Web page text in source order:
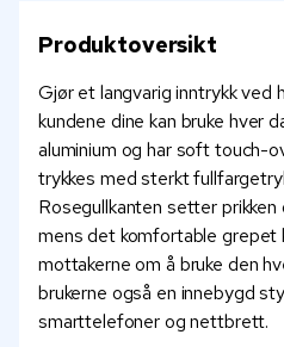
Produktoversikt
Gjør et langvarig inntrykk ved
kundene dine kan bruke hver
aluminium og har soft touch-
trykkes med sterkt
Rosegullkanten setter
mens det komfortable grepet
mottakerne om å bruke den
brukerne også en innebygd
smarttelefoner og nettbrett.